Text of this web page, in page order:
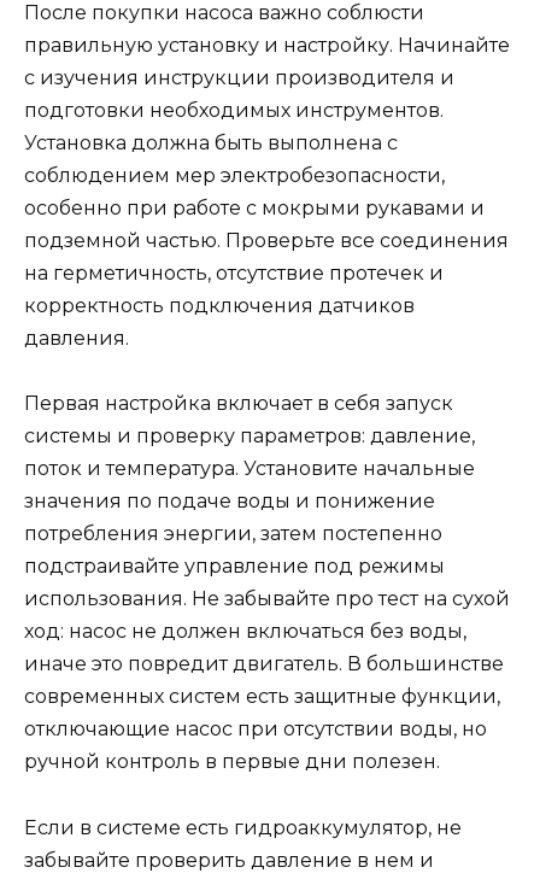
После покупки насоса важно соблюсти
правильную установку и настройку. Начинайте
с изучения инструкции производителя и
подготовки необходимых инструментов.
Установка должна быть выполнена с
соблюдением мер электробезопасности,
особенно при работе с мокрыми рукавами и
подземной частью. Проверьте все соединения
на герметичность, отсутствие протечек и
корректность подключения датчиков
давления.
Первая настройка включает в себя запуск
системы и проверку параметров: давление,
поток и температура. Установите начальные
значения по подаче воды и понижение
потребления энергии, затем постепенно
подстраивайте управление под режимы
использования. Не забывайте про тест на сухой
ход: насос не должен включаться без воды,
иначе это повредит двигатель. В большинстве
современных систем есть защитные функции,
отключающие насос при отсутствии воды, но
ручной контроль в первые дни полезен.
Если в системе есть гидроаккумулятор, не
забывайте проверить давление в нем и